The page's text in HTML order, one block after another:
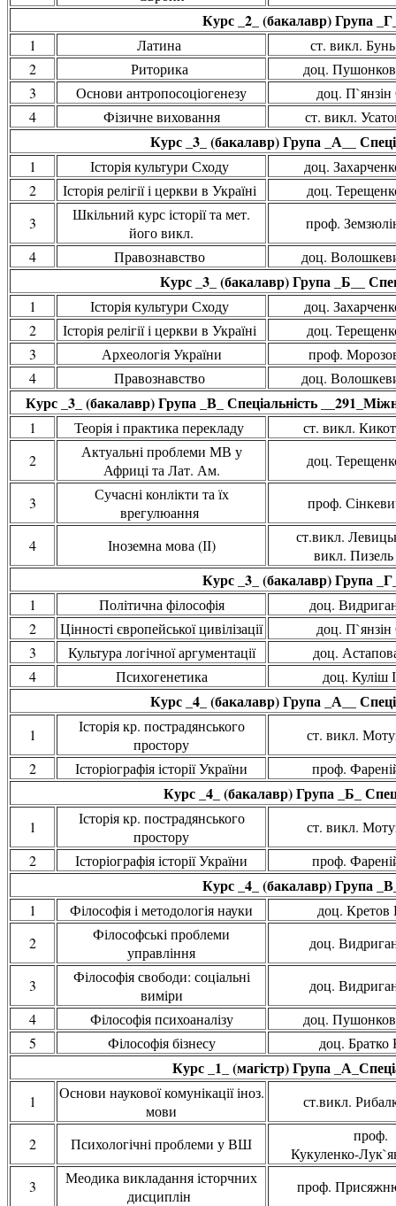
Курс _2_ (бакалавр) Група
1 Латина
ст. викл.
2
Риторика
доц.
3
Основи антропосоціогенезу
доц.
4
Фізичне виховання ст. викл.
Курс _3_ (бакалавр) Група _А__
1 Історія культури Сходу
доц.
2
Історія релігії і церкви в Україні
доц.
3
Шкільний курс історії та мет.
його викл.
проф.
4
Правознавство доц.
Курс _3_ (бакалавр) Група _Б__
1 Історія культури Сходу
доц.
2
Історія релігії і церкви в Україні
доц.
3
Археологія України
проф.
4
Правознавство доц.
Курс _3_ (бакалавр) Група _В_ Спеціальність
1 Теорія і практика перекладу
ст. викл.
2
Актуальні проблеми МВ у
Африці та Лат. Ам.
доц.
3
Сучасні конлікти та їх
врегулюання
проф.
4 Іноземна мова (ІІ)
ст.викл.
викл.
Курс _3_ (бакалавр) Група
1 Політична філософія
доц.
2
Цінності європейської цивілізації
доц.
3
Культура логічної аргументації
доц.
4
Психогенетика доц. Куліш
Курс _4_ (бакалавр) Група _А__
1
Історія кр. пострадянського
простору
ст. викл.
2
Історіографія історії України проф.
Курс _4_ (бакалавр) Група _Б_
1
Історія кр. пострадянського
простору
ст. викл.
2
Історіографія історії України проф.
Курс _4_ (бакалавр) Група
1 Філософія і методологія науки
доц.
2
Філософські проблеми
управління
доц.
3
Філософія свободи: соціальні
виміри
доц.
4
Філософія психоаналізу
доц.
5
Філософія бізнесу доц.
Курс _1_ (магістр) Група
1
Основи наукової комунікації іноз.
мови
ст.викл.
2 Психологічні проблеми у ВШ
проф.
Кукуленко-
3
Меодика викладання історчних
дисциплін
проф.